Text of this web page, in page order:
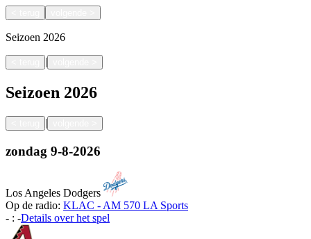
Seizoen 2026
|
Seizoen 2026
|
zondag 9-8-2026
Los Angeles Dodgers
Op de radio: KLAC - AM 570 LA Sports
- : -Details over het spel